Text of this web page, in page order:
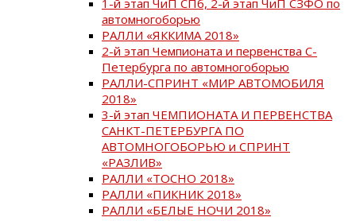
автомногоборью
РАЛЛИ «ЯККИМА 2018»
2-й этап Чемпионата и первенства С-
Петербурга по автомногоборью
РАЛЛИ-СПРИНТ «МИР АВТОМОБИЛЯ
2018»
3-й этап ЧЕМПИОНАТА И ПЕРВЕНСТВА
САНКТ-ПЕТЕРБУРГА ПО
АВТОМНОГОБОРЬЮ и СПРИНТ
«РАЗЛИВ»
РАЛЛИ «ТОСНО 2018»
РАЛЛИ «ПИКНИК 2018»
РАЛЛИ «БЕЛЫЕ НОЧИ 2018»